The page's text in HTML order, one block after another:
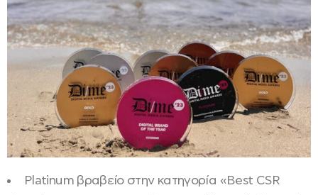
Platinum βραβείο στην κατηγορία «Best CSR